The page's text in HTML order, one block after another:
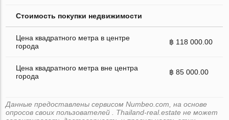
Стоимость покупки недвижимости
Цена квадратного метра в центре
города
฿ 118 000.00
Цена квадратного метра вне центра
города
฿ 85 000.00
Данные предоставлены сервисом Numbeo.com, на основе
опросов своих пользователей . Thailand-real.estate не может